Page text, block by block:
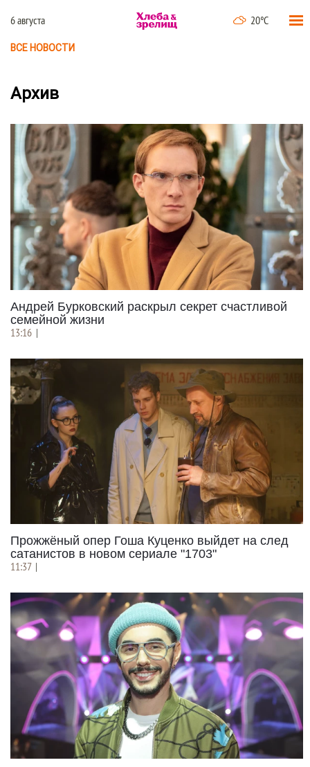
6 августа 20°C
ВСЕ НОВОСТИ
Архив
Андрей Бурковский раскрыл секрет счастливой
семейной жизни
13:16 |
Прожжёный опер Гоша Куценко выйдет на след
сатанистов в новом сериале "1703"
11:37 |